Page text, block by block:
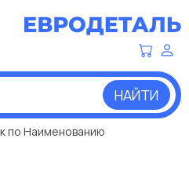
НАЙТИ
по Наименованию